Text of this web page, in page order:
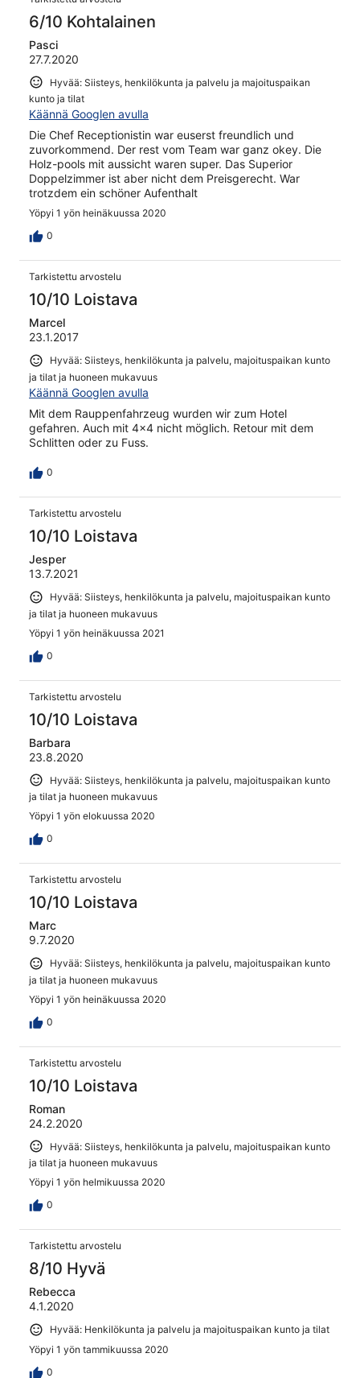
6/10 Kohtalainen
Pasci
27.7.2020
Hyvää: Siisteys, henkilökunta ja palvelu ja majoituspaikan
kunto ja tilat
Käännä Googlen avulla
Die Chef Receptionistin war euserst freundlich und
zuvorkommend. Der rest vom Team war ganz okey. Die
Holz-pools mit aussicht waren super. Das Superior
Doppelzimmer ist aber nicht dem Preisgerecht. War
trotzdem ein schöner Aufenthalt
Yöpyi 1 yön heinäkuussa 2020
0
Tarkistettu arvostelu
10/10 Loistava
Marcel
23.1.2017
Hyvää: Siisteys, henkilökunta ja palvelu, majoituspaikan kunto
ja tilat ja huoneen mukavuus
Käännä Googlen avulla
Mit dem Rauppenfahrzeug wurden wir zum Hotel
gefahren. Auch mit 4x4 nicht möglich. Retour mit dem
Schlitten oder zu Fuss.
0
Tarkistettu arvostelu
10/10 Loistava
Jesper
13.7.2021
Hyvää: Siisteys, henkilökunta ja palvelu, majoituspaikan kunto
ja tilat ja huoneen mukavuus
Yöpyi 1 yön heinäkuussa 2021
0
Tarkistettu arvostelu
10/10 Loistava
Barbara
23.8.2020
Hyvää: Siisteys, henkilökunta ja palvelu, majoituspaikan kunto
ja tilat ja huoneen mukavuus
Yöpyi 1 yön elokuussa 2020
0
Tarkistettu arvostelu
10/10 Loistava
Marc
9.7.2020
Hyvää: Siisteys, henkilökunta ja palvelu, majoituspaikan kunto
ja tilat ja huoneen mukavuus
Yöpyi 1 yön heinäkuussa 2020
0
Tarkistettu arvostelu
10/10 Loistava
Roman
24.2.2020
Hyvää: Siisteys, henkilökunta ja palvelu, majoituspaikan kunto
ja tilat ja huoneen mukavuus
Yöpyi 1 yön helmikuussa 2020
0
Tarkistettu arvostelu
8/10 Hyvä
Rebecca
4.1.2020
Hyvää: Henkilökunta ja palvelu ja majoituspaikan kunto ja tilat
Yöpyi 1 yön tammikuussa 2020
0